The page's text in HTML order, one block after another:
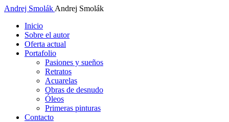
Andrej Smolák Andrej Smolák
Inicio
Sobre el autor
Oferta actual
Portafolio
Pasiones y sueños
Retratos
Acuarelas
Obras de desnudo
Óleos
Primeras pinturas
Contacto